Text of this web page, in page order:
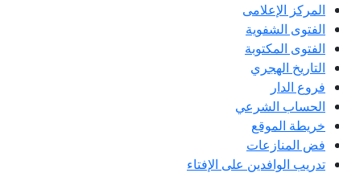
المركز الإعلامى
الفتوى الشفوية
الفتوى المكتوبة
التاريخ الهجري
فروع الدار
الحساب الشرعي
خريطة الموقع
فض المنازعات
تدريب الوافدين على الإفتاء